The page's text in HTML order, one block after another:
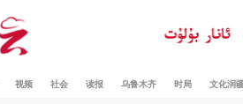
视频 社会 读报 乌鲁木齐 时局 文化润